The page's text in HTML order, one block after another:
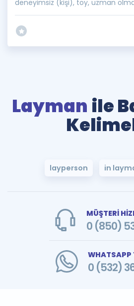
deneyimsiz (kişi), toy, uzman
Layman ile
layperson in
MÜŞTERİ
0 (850)
WHATSAPP
0 (532)